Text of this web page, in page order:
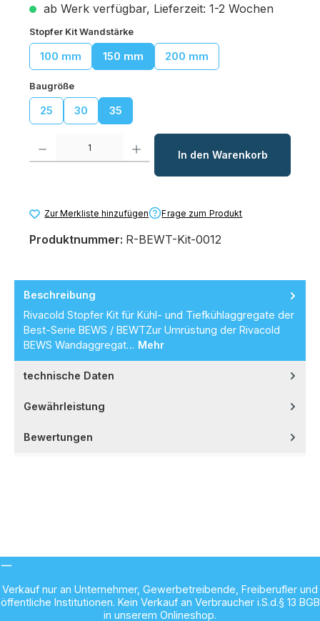
ab Werk verfügbar, Lieferzeit: 1-2 Wochen
Stopfer Kit Wandstärkeauswählen
100 mm 150 mm 200 mm
Baugrößeauswählen
25 30 35
Produkt Anzahl: Gib den gewünschten Wert ein oder benutze die
In den Warenkorb
Zur Merkliste hinzufügen Frage zum Produkt
Produktnummer: R-BEWT-Kit-0012
Beschreibung
Rivacold Stopfer Kit für Kühl- und Tiefkühlaggregate der
Best-Serie BEWS / BEWTZur Umrüstung der Rivacold
BEWS Wandaggregat… Mehr
technische Daten
Gewährleistung
Bewertungen
Verkauf nur an Unternehmer, Gewerbetreibende, Freiberufler und
öffentliche Institutionen. Kein Verkauf an Verbraucher i.S.d.§ 13 BGB
in unserem Onlineshop.